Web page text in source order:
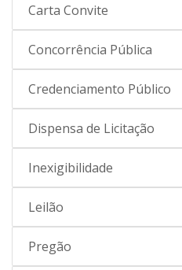
Carta Convite
Concorrência Pública
Credenciamento Público
Dispensa de Licitação
Inexigibilidade
Leilão
Pregão